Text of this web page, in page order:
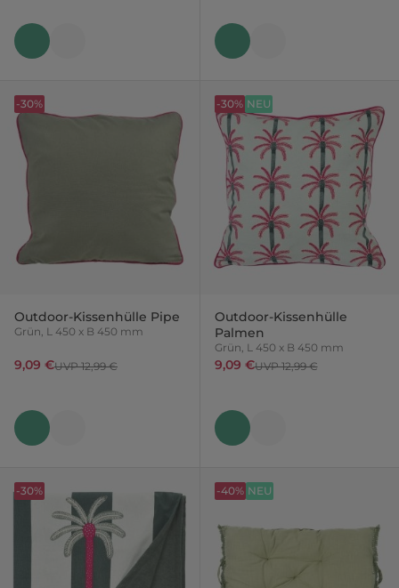
Outdoor-Kissenhülle Pipe
Grün, L 450 x B 450 mm
9,09 €UVP 12,99 €
-30%
Outdoor-Kissenhülle
Palmen
Grün, L 450 x B 450 mm
9,09 €UVP 12,99 €
-30% NEU
-30% -40% NEU